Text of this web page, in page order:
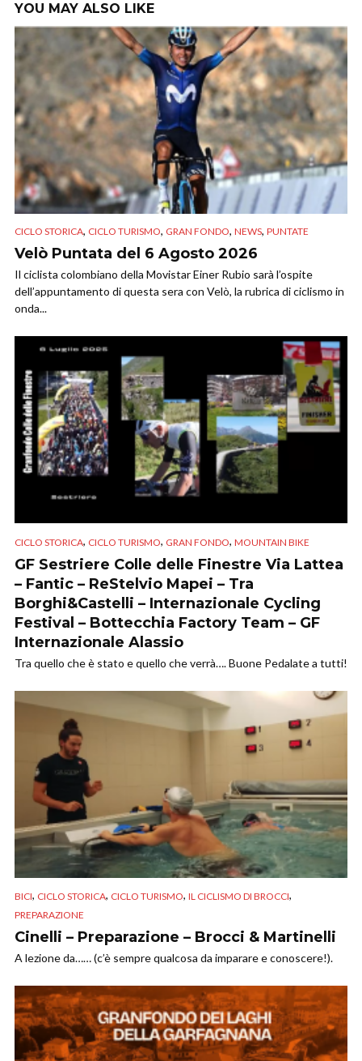
YOU MAY ALSO LIKE
CICLO STORICA, CICLO TURISMO, GRAN FONDO, NEWS, PUNTATE
Velò Puntata del 6 Agosto 2026
Il ciclista colombiano della Movistar Einer Rubio sarà l’ospite
dell’appuntamento di questa sera con Velò, la rubrica di ciclismo in
onda...
CICLO STORICA, CICLO TURISMO, GRAN FONDO, MOUNTAIN BIKE
GF Sestriere Colle delle Finestre Via Lattea
– Fantic – ReStelvio Mapei – Tra
Borghi&Castelli – Internazionale Cycling
Festival – Bottecchia Factory Team – GF
Internazionale Alassio
Tra quello che è stato e quello che verrà…. Buone Pedalate a tutti!
BICI, CICLO STORICA, CICLO TURISMO, IL CICLISMO DI BROCCI,
PREPARAZIONE
Cinelli – Preparazione – Brocci & Martinelli
A lezione da…… (c’è sempre qualcosa da imparare e conoscere!).